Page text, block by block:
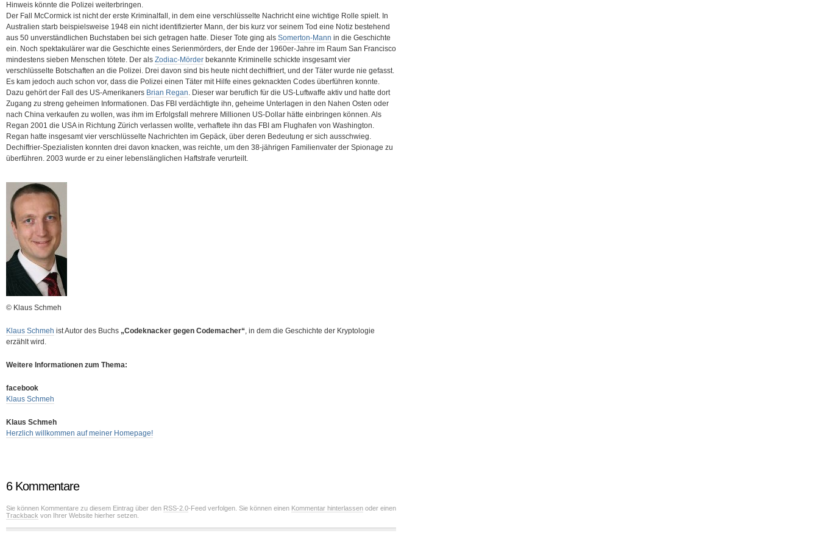
Hinweis könnte die Polizei weiterbringen.
Der Fall McCormick ist nicht der erste Kriminalfall, in dem eine verschlüsselte Nachricht eine wichtige Rolle spielt. In
Australien starb beispielsweise 1948 ein nicht identifizierter Mann, der bis kurz vor seinem Tod eine Notiz bestehend
aus 50 unverständlichen Buchstaben bei sich getragen hatte. Dieser Tote ging als Somerton-Mann in die Geschichte
ein. Noch spektakulärer war die Geschichte eines Serienmörders, der Ende der 1960er-Jahre im Raum San Francisco
mindestens sieben Menschen tötete. Der als Zodiac-Mörder bekannte Kriminelle schickte insgesamt vier
verschlüsselte Botschaften an die Polizei. Drei davon sind bis heute nicht dechiffriert, und der Täter wurde nie gefasst.
Es kam jedoch auch schon vor, dass die Polizei einen Täter mit Hilfe eines geknackten Codes überführen konnte.
Dazu gehört der Fall des US-Amerikaners Brian Regan. Dieser war beruflich für die US-Luftwaffe aktiv und hatte dort
Zugang zu streng geheimen Informationen. Das FBI verdächtigte ihn, geheime Unterlagen in den Nahen Osten oder
nach China verkaufen zu wollen, was ihm im Erfolgsfall mehrere Millionen US-Dollar hätte einbringen können. Als
Regan 2001 die USA in Richtung Zürich verlassen wollte, verhaftete ihn das FBI am Flughafen von Washington.
Regan hatte insgesamt vier verschlüsselte Nachrichten im Gepäck, über deren Bedeutung er sich ausschwieg.
Dechiffrier-Spezialisten konnten drei davon knacken, was reichte, um den 38-jährigen Familienvater der Spionage zu
überführen. 2003 wurde er zu einer lebenslänglichen Haftstrafe verurteilt.
© Klaus Schmeh
Klaus Schmeh ist Autor des Buchs „Codeknacker gegen Codemacher“, in dem die Geschichte der Kryptologie
erzählt wird.
Weitere Informationen zum Thema:
facebook
Klaus Schmeh
Klaus Schmeh
Herzlich willkommen auf meiner Homepage!
6 Kommentare
Sie können Kommentare zu diesem Eintrag über den RSS-2.0-Feed verfolgen. Sie können einen Kommentar hinterlassen oder einen
Trackback von Ihrer Website hierher setzen.